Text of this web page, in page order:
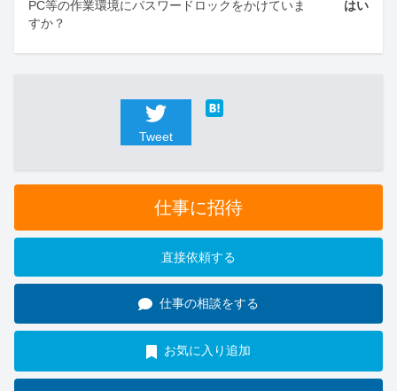
PC等の作業環境にパスワードロックをかけていま
すか？
はい
Tweet
仕事に招待
直接依頼する
仕事の相談をする
お気に入り追加